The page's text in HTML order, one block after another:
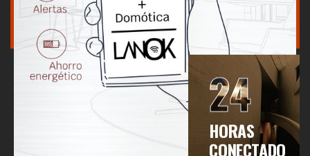
24
HORAS
CONECTADO